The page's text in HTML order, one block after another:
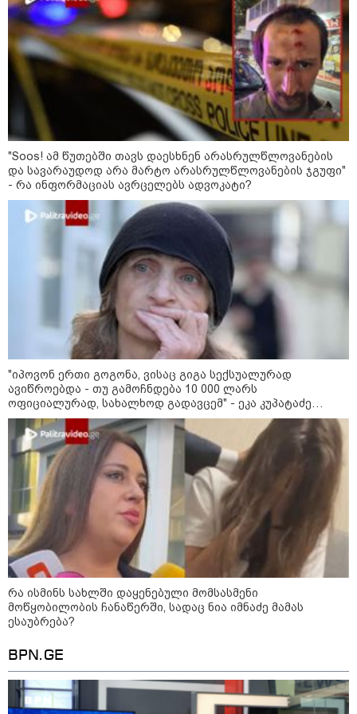
კატეგორიები
8
აგვისტო
დღის ზოგადი
პროგნოზი
8 აგვისტო ახალ შთაგონებასა და ემოციურ სიახლოვეს
მოიტანს. გაიზრდება ინტერესი შემოქმედებითი საქმიანობისა
და კულტურული ღონისძიებების მიმართ. საღამო
განსაკუთრებით ხელსაყრელია საყვარელ ადამიანებთან
დროის გასატარებლად და თბილი, გულახდილი
საუბრებისთვის.
"Soos! ამ წუთებში თავს დაესხნენ არასრულწლოვანების
და სავარაუდოდ არა მარტო არასრულწლოვანების ჯგუფი"
- რა ინფორმაციას ავრცელებს ადვოკატი?
"იპოვონ ერთი გოგონა, ვისაც გიგა სექსუალურად
ავიწროებდა - თუ გამოჩნდება 10 000 ლარს
ოფიციალურად, სახალხოდ გადავცემ" - ეკა კუპატაძე
განცხადებას ავრცელებს
რა ისმინს სახლში დაყენებული მომსასმენი
მოწყობილობის ჩანაწერში, სადაც ნია იმნაძე მამას
ესაუბრება?
BPN.GE